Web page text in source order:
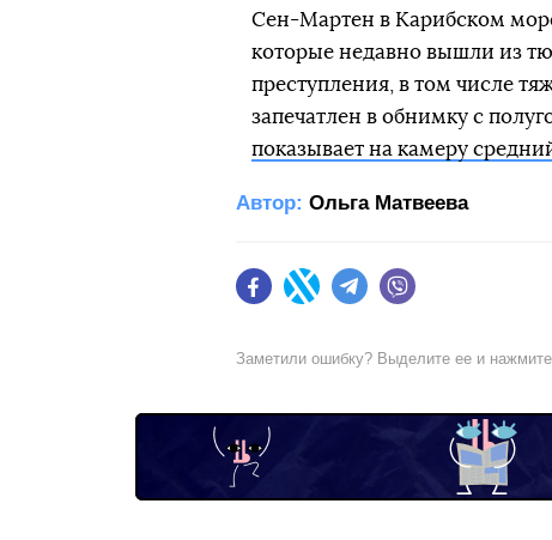
Сен-Мартен в Карибском
которые недавно вышли из
преступления, в том числе
запечатлен в обнимку с
показывает на камеру
Автор: Ольга Матвеева
FacebookTwitter Telegram
Заметили ошибку? Выделите ее и нажмите